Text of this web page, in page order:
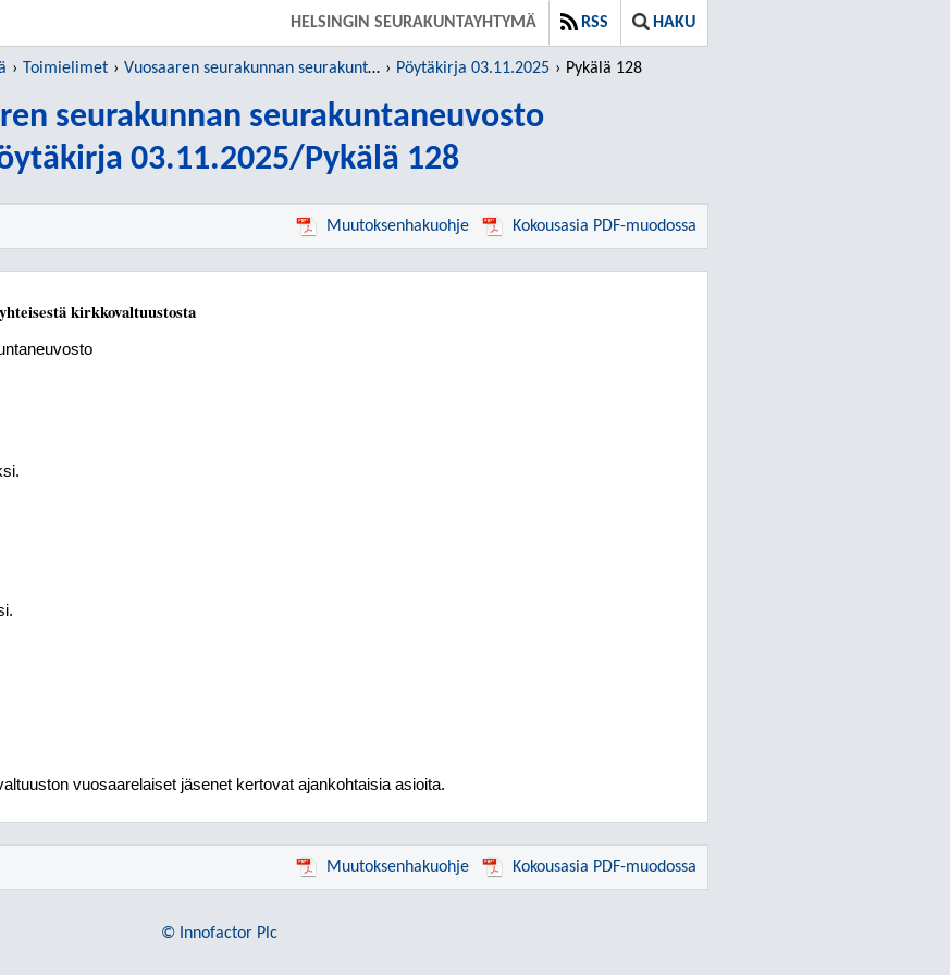
SIIRRY SUORAAN PÄÄSISÄLTÖÖNHELSINGIN SEURAKUNTAYHTYMÄ RSS HAKU
Toimielimet Vuosaaren seurakunnan seurakuntaneuvosto Pöytäkirja 03.11.2025 Pykälä 128
seurakunnan seurakuntaneuvosto
03.11.2025/Pykälä 128
Muutoksenhakuohje Kokousasia PDF-muodossa
kirkkovaltuustosta
vuosaarelaiset jäsenet kertovat ajankohtaisia asioita.
Muutoksenhakuohje Kokousasia PDF-muodossa
© Innofactor Plc